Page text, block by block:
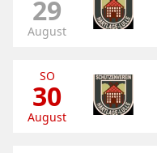
29
August
SO
30
August